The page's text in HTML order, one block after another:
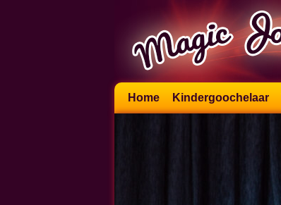
Skip
to
Home Kindergoochelaar